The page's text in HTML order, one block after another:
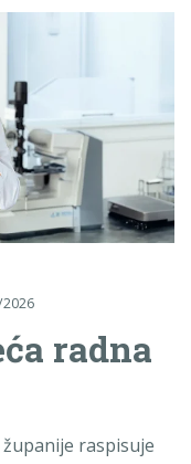
radna
raspisuje